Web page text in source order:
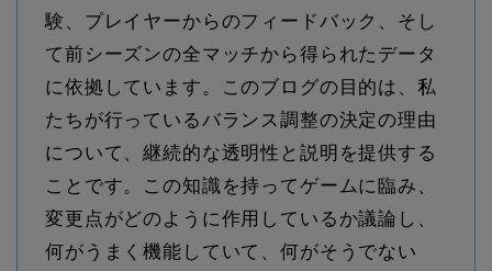
験、プレイヤーからのフィードバック、そし
て前シーズンの全マッチから得られたデータ
に依拠しています。このブログの目的は、私
たちが行っているバランス調整の決定の理由
について、継続的な透明性と説明を提供する
ことです。この知識を持ってゲームに臨み、
変更点がどのように作用しているか議論し、
何がうまく機能していて、何がそうでない